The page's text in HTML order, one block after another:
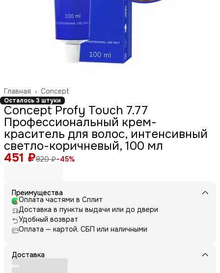
Concept
Главная ›
Осталось 3 штуки
Concept Profy Touch 7.77
Профессиональный крем-
краситель для волос, интенсивный
светло-коричневый, 100 мл
451 ₽820 ₽−45%
Преимущества
Оплата частями в Сплит
Доставка в пункты выдачи или до двери
Удобный возврат
Оплата — картой, СБП или наличными
Доставка